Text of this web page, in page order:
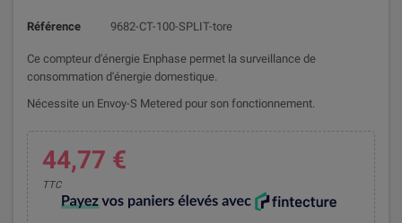
Référence 9682-CT-100-SPLIT-tore
Ce compteur d'énergie Enphase permet la surveillance de
consommation d'énergie domestique.
Nécessite un Envoy-S Metered pour son fonctionnement.
44,77 €
TTC